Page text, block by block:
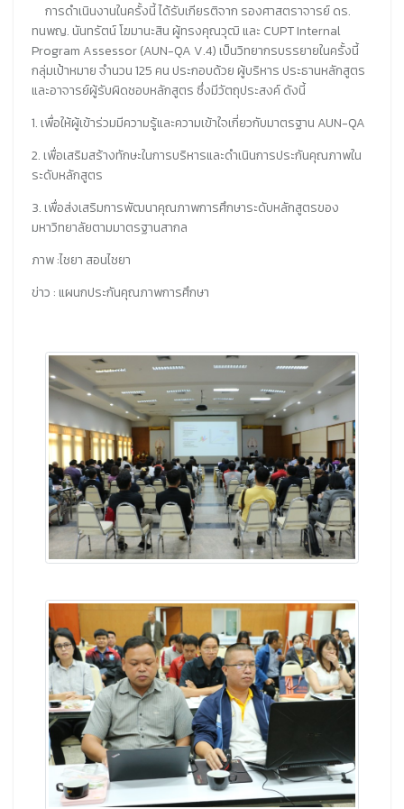
การดำเนินงานในครั้งนี้ ได้รับเกียรติจาก รองศาสตราจารย์ ดร.
ทนพญ. นันทรัตน์ โฆมานะสิน ผู้ทรงคุณวุฒิ และ CUPT Internal
Program Assessor (AUN-QA V.4) เป็นวิทยากรบรรยายในครั้งนี้
กลุ่มเป้าหมาย จำนวน 125 คน ประกอบด้วย ผู้บริหาร ประธานหลักสูตร
และอาจารย์ผู้รับผิดชอบหลักสูตร ซึ่งมีวัตถุประสงค์ ดังนี้
1. เพื่อให้ผู้เข้าร่วมมีความรู้และความเข้าใจเกี่ยวกับมาตรฐาน AUN-QA
2. เพื่อเสริมสร้างทักษะในการบริหารและดำเนินการประกันคุณภาพใน
ระดับหลักสูตร
3. เพื่อส่งเสริมการพัฒนาคุณภาพการศึกษาระดับหลักสูตรของ
มหาวิทยาลัยตามมาตรฐานสากล
ภาพ :ไชยา สอนไชยา
ข่าว : แผนกประกันคุณภาพการศึกษา